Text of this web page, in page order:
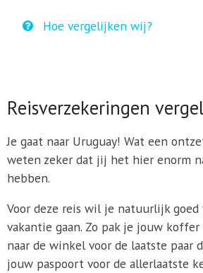
Hoe vergelijken wij?
Reisverzekeringen
Je gaat naar Uruguay! Wat een
weten zeker dat jij het hier enorm
hebben.
Voor deze reis wil je natuurlijk goed
vakantie gaan. Zo pak je jouw
naar de winkel voor de laatste paar
jouw paspoort voor de allerlaatste